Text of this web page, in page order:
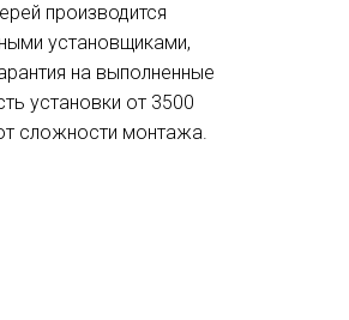
производится
установщиками,
на выполненные
установки от 3500
сложности монтажа.
замер